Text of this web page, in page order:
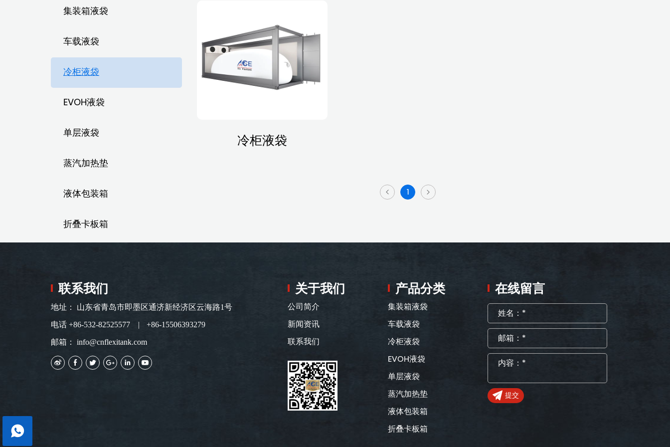
集装箱液袋
车载液袋
冷柜液袋
EVOH液袋
单层液袋
蒸汽加热垫
液体包装箱
折叠卡板箱
冷柜液袋
1
联系我们
地址： 山东省青岛市即墨区通济新经济区云海路1号
电话 +86-532-82525577 +86-15506393279
邮箱： info@cnflexitank.com
关于我们
公司简介
新闻资讯
联系我们
产品分类
集装箱液袋
车载液袋
冷柜液袋
EVOH液袋
单层液袋
蒸汽加热垫
液体包装箱
折叠卡板箱
在线留言
提交